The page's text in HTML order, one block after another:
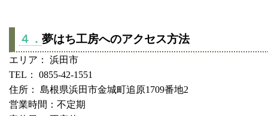
４． 夢はち工房へのアクセス方法
エリア： 浜田市
TEL： 0855-42-1551
住所： 島根県浜田市金城町追原1709番地2
営業時間：不定期